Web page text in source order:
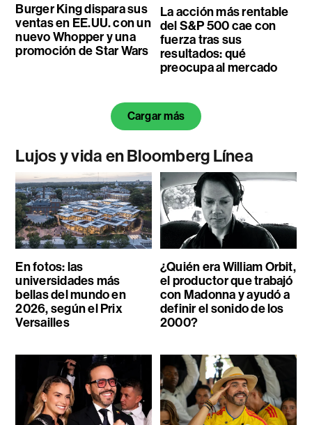
Burger King dispara sus
ventas en EE.UU. con un
nuevo Whopper y una
promoción de Star Wars
La acción más rentable
del S&P 500 cae con
fuerza tras sus
resultados: qué
preocupa al mercado
Cargar más
Lujos y vida en Bloomberg Línea
En fotos: las
universidades más
bellas del mundo en
2026, según el Prix
Versailles
¿Quién era William Orbit,
el productor que trabajó
con Madonna y ayudó a
definir el sonido de los
2000?